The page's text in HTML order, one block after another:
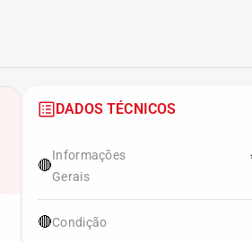
DADOS TÉCNICOS
🔴
Informações
Gerais
🔴Condição